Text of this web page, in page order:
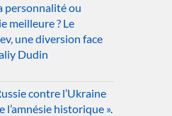
personnalité ou
meilleure ? Le
une diversion face
Dudin
contre l’Ukraine
l’amnésie historique ».